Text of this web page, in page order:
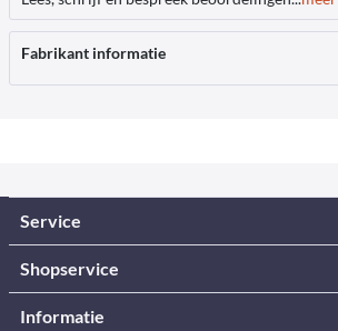
Fabrikant informatie
Service
Shopservice
Informatie